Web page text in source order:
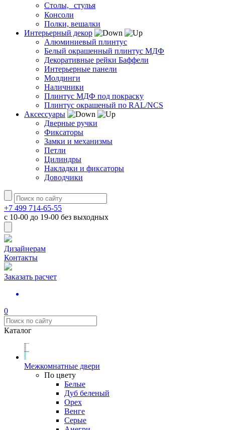
Столы, стулья
Консоли
Полки, вешалки
Интерьерный декор
Алюминиевый плинтус
Белый окрашенный плинтус МДФ
Декоративные рейки Баффели
Интерьерные панели
Молдинги
Наличники
Плинтус МДФ под покраску
Плинтус окрашеный по RAL/NCS
Аксессуары
Дверные ручки
Фиксаторы
Замки и механизмы
Петли
Цилиндры
Накладки и фиксаторы
Доводчики
+7 499 714-65-55
с 10-00 до 19-00 без выходных
Дизайнерам
Контакты
Заказать расчет
0
Каталог
Межкомнатные двери
По цвету
Белые
Дуб беленый
Орех
Венге
Серые